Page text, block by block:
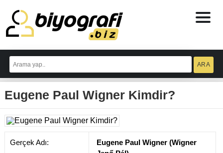
Eugene Paul Wigner Kimdir?
Gerçek Adı:
Eugene Paul Wigner (Wigner
ataşehir
escort
bodrum
izmit
escort
escort
antalya